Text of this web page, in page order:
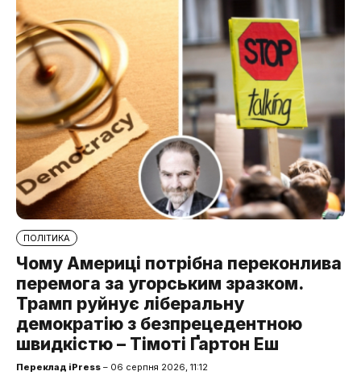
ПОЛІТИКА
Чому Америці потрібна переконлива
перемога за угорським зразком.
Трамп руйнує ліберальну
демократію з безпрецедентною
швидкістю – Тімоті Ґартон Еш
Переклад iPress – 06 серпня 2026, 11:12